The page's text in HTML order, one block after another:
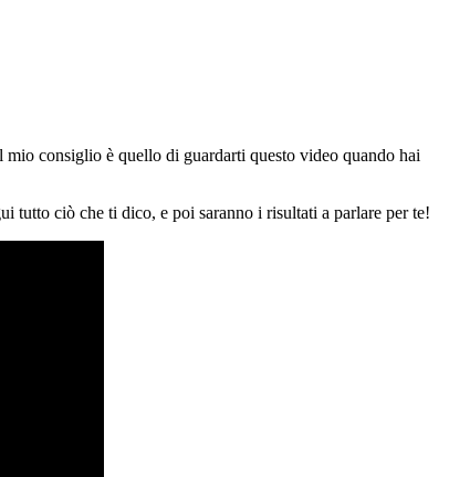
consiglio è quello di guardarti questo video quando hai
tutto ciò che ti dico, e poi saranno i risultati a parlare per te!